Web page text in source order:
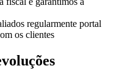
regularmente portal
os clientes